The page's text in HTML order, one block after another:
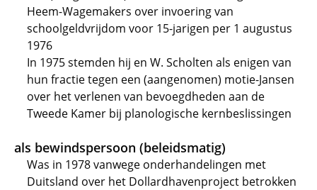
Heem-Wagemakers over invoering van
schoolgeldvrijdom voor 15-jarigen per 1 augustus
1976
In 1975 stemden hij en W. Scholten als enigen van
hun fractie tegen een (aangenomen) motie-Jansen
over het verlenen van bevoegdheden aan de
Tweede Kamer bij planologische kernbeslissingen
als bewindspersoon (beleidsmatig)
Was in 1978 vanwege onderhandelingen met
Duitsland over het Dollardhavenproject betrokken